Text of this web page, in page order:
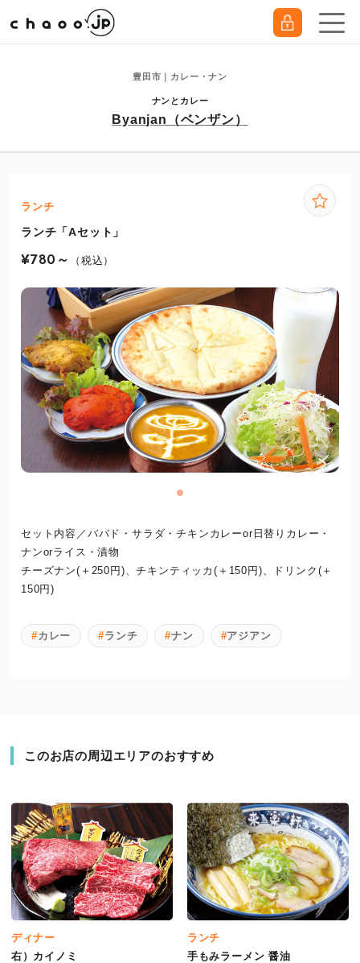
豊田市｜カレー・ナン
ナンとカレー
Byanjan（ベンザン）
ランチ
ランチ「Aセット」
¥780～ （税込）
セット内容／ババド・サラダ・チキンカレーor日替りカレー・
ナンorライス・漬物
チーズナン(＋250円)、チキンティッカ(＋150円)、ドリンク(＋
150円)
カレー ランチ ナン アジアン
このお店の周辺エリアのおすすめ
ディナー
右）カイノミ
ランチ
手もみラーメン 醤油